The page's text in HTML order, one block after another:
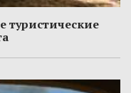
туристические